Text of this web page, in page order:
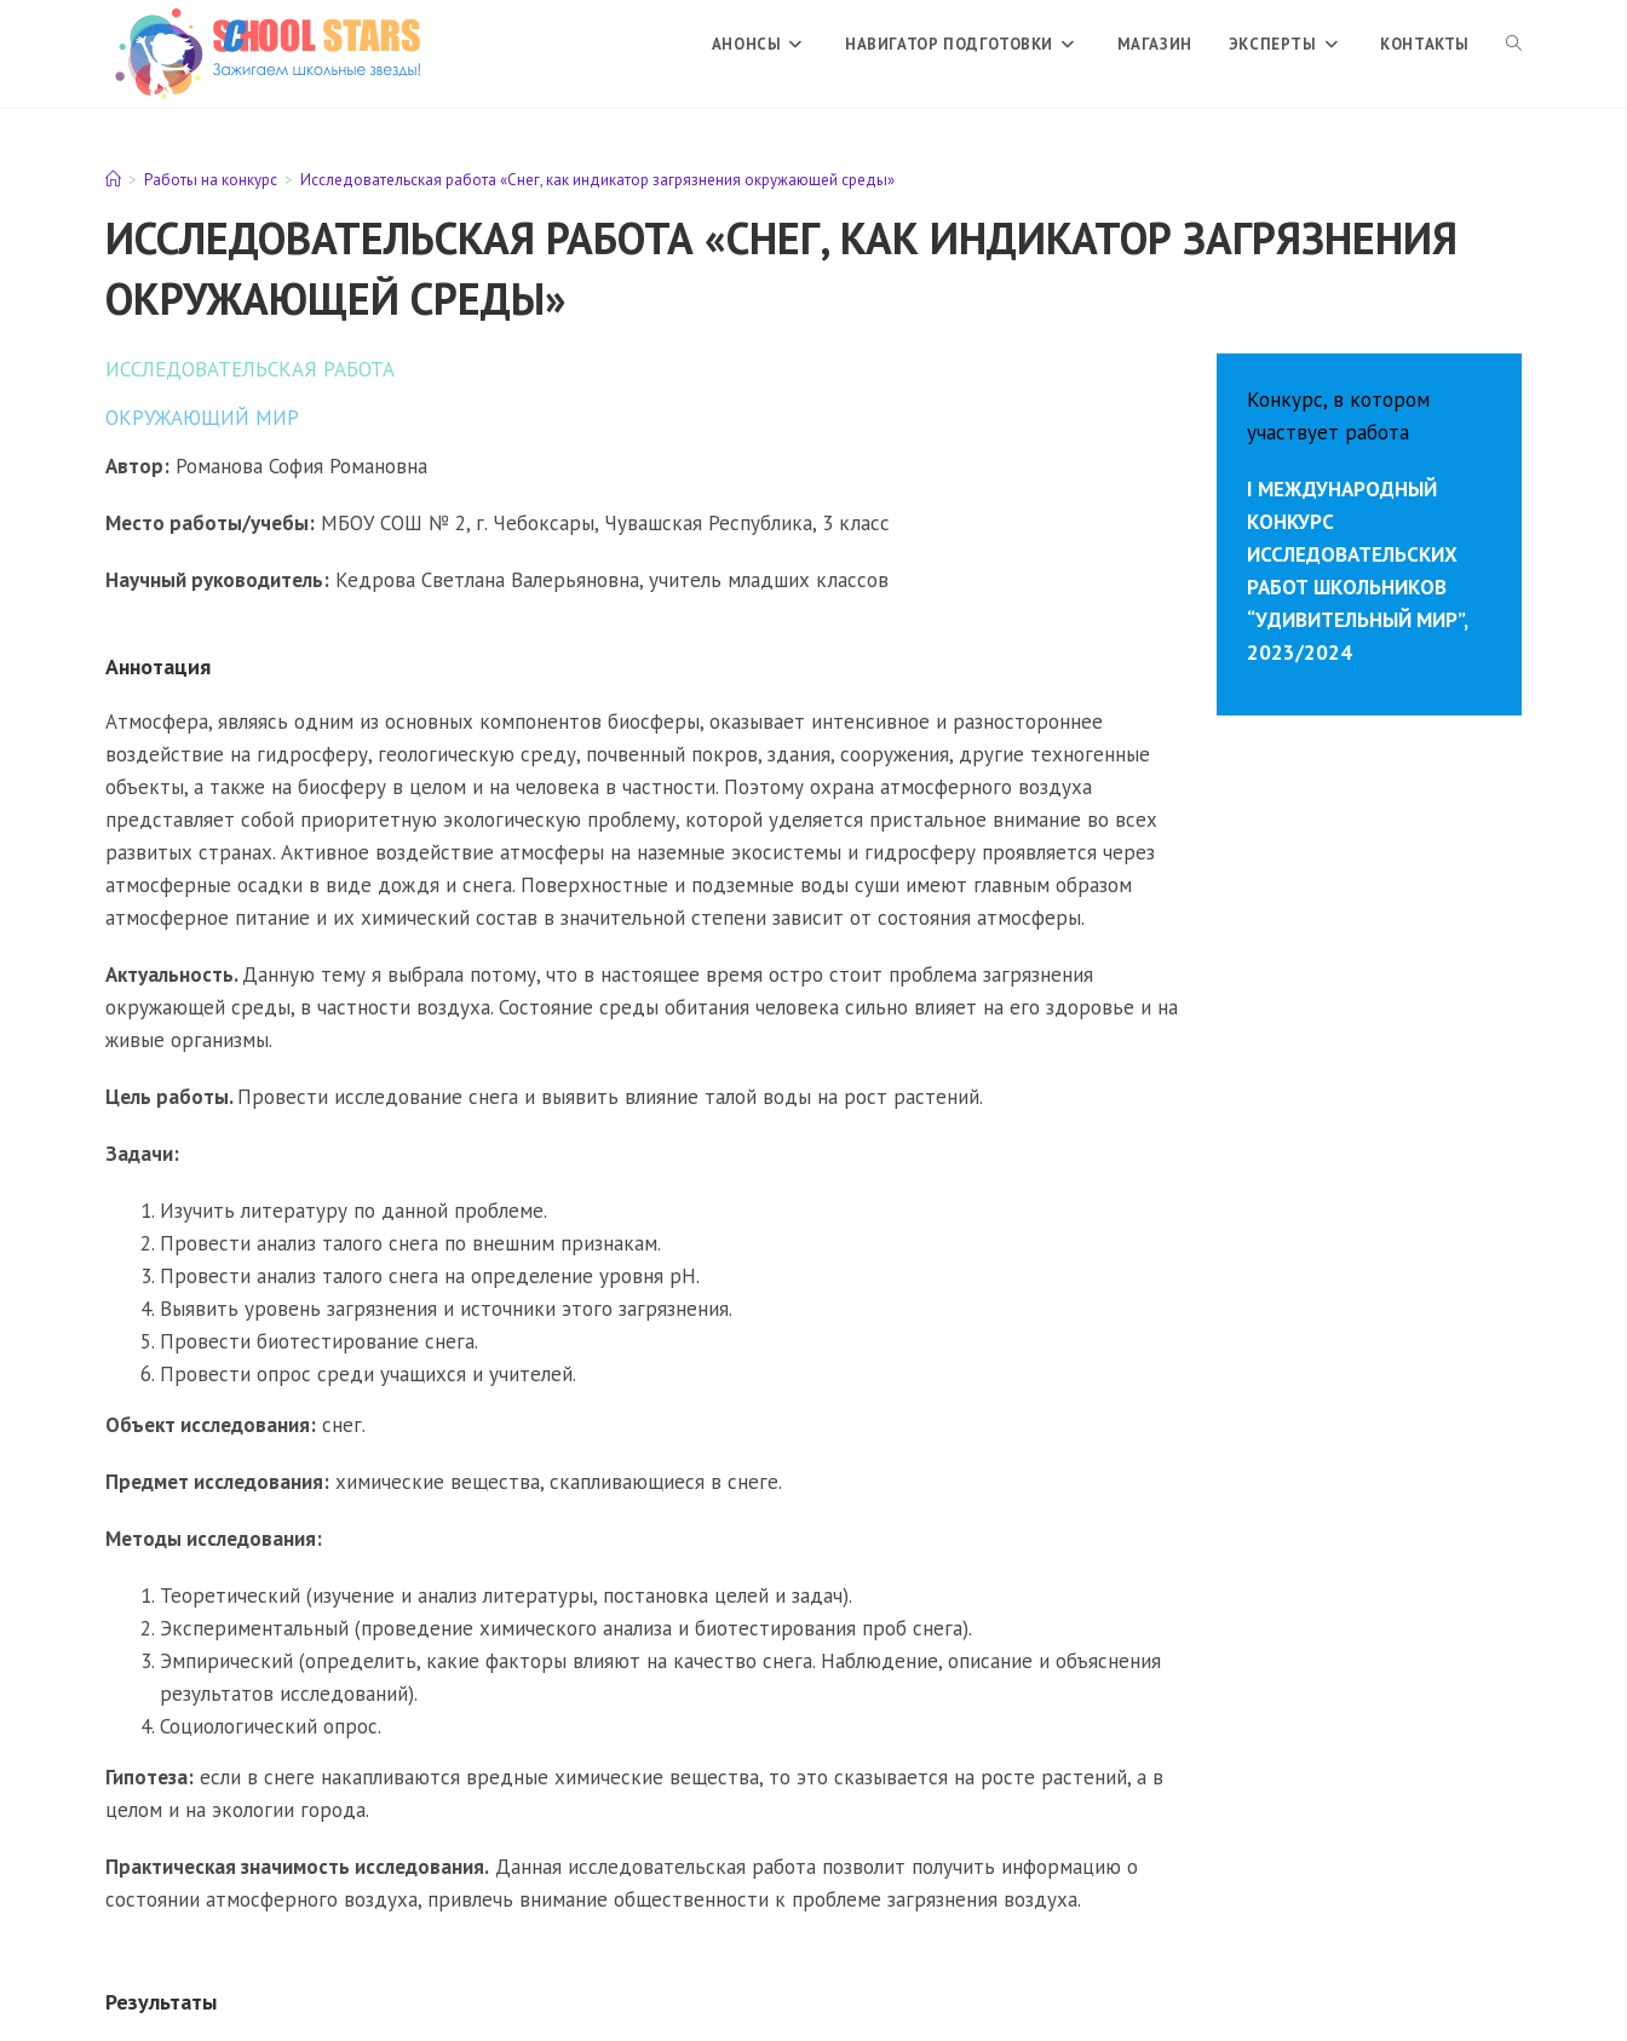
АНОНСЫ НАВИГАТОР ПОДГОТОВКИ МАГАЗИН ЭКСПЕРТЫ КОНТАКТЫ ПЕРЕКЛЮЧИТЬ
> Работы на конкурс > Исследовательская работа «Снег, как индикатор загрязнения окружающей среды»
ИССЛЕДОВАТЕЛЬСКАЯ РАБОТА «СНЕГ, КАК ИНДИКАТОР ЗАГРЯЗНЕНИЯ
ОКРУЖАЮЩЕЙ СРЕДЫ»
ИССЛЕДОВАТЕЛЬСКАЯ РАБОТА
ОКРУЖАЮЩИЙ МИР
Автор: Романова София Романовна
Место работы/учебы: МБОУ СОШ № 2, г. Чебоксары, Чувашская Республика, 3 класс
Научный руководитель: Кедрова Светлана Валерьяновна, учитель младших классов
Аннотация
Атмосфера, являясь одним из основных компонентов биосферы, оказывает интенсивное и разностороннее
воздействие на гидросферу, геологическую среду, почвенный покров, здания, сооружения, другие техногенные
объекты, а также на биосферу в целом и на человека в частности. Поэтому охрана атмосферного воздуха
представляет собой приоритетную экологическую проблему, которой уделяется пристальное внимание во всех
развитых странах. Активное воздействие атмосферы на наземные экосистемы и гидросферу проявляется через
атмосферные осадки в виде дождя и снега. Поверхностные и подземные воды суши имеют главным образом
атмосферное питание и их химический состав в значительной степени зависит от состояния атмосферы.
Актуальность.Данную тему я выбрала потому, что в настоящее время остро стоит проблема загрязнения
окружающей среды, в частности воздуха. Состояние среды обитания человека сильно влияет на его здоровье и на
живые организмы.
Цель работы.Провести исследование снега и выявить влияние талой воды на рост растений.
Задачи:
Изучить литературу по данной проблеме.
Провести анализ талого снега по внешним признакам.
Провести анализ талого снега на определение уровня pH.
Выявить уровень загрязнения и источники этого загрязнения.
Провести биотестирование снега.
Провести опрос среди учащихся и учителей.
Объект исследования: снег.
Предмет исследования: химические вещества, скапливающиеся в снеге.
Методы исследования:
Теоретический (изучение и анализ литературы, постановка целей и задач).
Экспериментальный (проведение химического анализа и биотестирования проб снега).
Эмпирический (определить, какие факторы влияют на качество снега. Наблюдение, описание и объяснения
результатов исследований).
Социологический опрос.
Гипотеза: если в снеге накапливаются вредные химические вещества, то это сказывается на росте растений, а в
целом и на экологии города.
Практическая значимость исследования. Данная исследовательская работа позволит получить информацию о
состоянии атмосферного воздуха, привлечь внимание общественности к проблеме загрязнения воздуха.
Результаты
Конкурс, в котором
участвует работа
I МЕЖДУНАРОДНЫЙ
КОНКУРС
ИССЛЕДОВАТЕЛЬСКИХ
РАБОТ ШКОЛЬНИКОВ
“УДИВИТЕЛЬНЫЙ МИР”,
2023/2024